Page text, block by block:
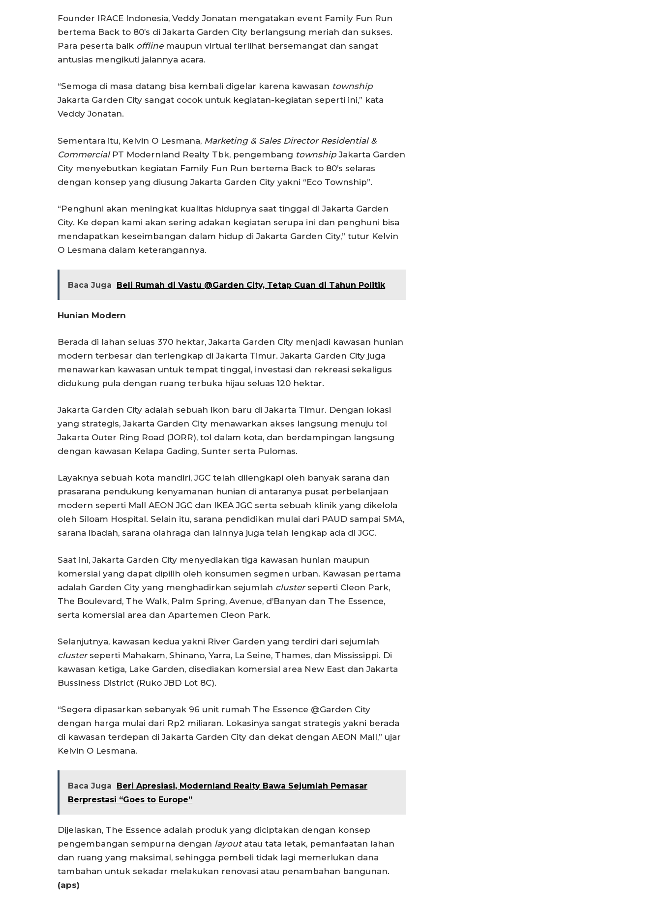
Founder IRACE Indonesia, Veddy Jonatan mengatakan event Family Fun Run
bertema Back to 80’s di Jakarta Garden City berlangsung meriah dan sukses.
Para peserta baik offline maupun virtual terlihat bersemangat dan sangat
antusias mengikuti jalannya acara.
“Semoga di masa datang bisa kembali digelar karena kawasan township
Jakarta Garden City sangat cocok untuk kegiatan-kegiatan seperti ini,” kata
Veddy Jonatan.
Sementara itu, Kelvin O Lesmana, Marketing & Sales Director Residential &
CommercialPT Modernland Realty Tbk, pengembang townshipJakarta Garden
City menyebutkan kegiatan Family Fun Run bertema Back to 80’s selaras
dengan konsep yang diusung Jakarta Garden City yakni “Eco Township”.
“Penghuni akan meningkat kualitas hidupnya saat tinggal di Jakarta Garden
City. Ke depan kami akan sering adakan kegiatan serupa ini dan penghuni bisa
mendapatkan keseimbangan dalam hidup di Jakarta Garden City,” tutur Kelvin
O Lesmana dalam keterangannya.
Baca Juga Beli Rumah di Vastu @Garden City, Tetap Cuan di Tahun Politik
Hunian Modern
Berada di lahan seluas 370 hektar, Jakarta Garden City menjadi kawasan hunian
modern terbesar dan terlengkap di Jakarta Timur. Jakarta Garden City juga
menawarkan kawasan untuk tempat tinggal, investasi dan rekreasi sekaligus
didukung pula dengan ruang terbuka hijau seluas 120 hektar.
Jakarta Garden City adalah sebuah ikon baru di Jakarta Timur. Dengan lokasi
yang strategis, Jakarta Garden City menawarkan akses langsung menuju tol
Jakarta Outer Ring Road (JORR), tol dalam kota, dan berdampingan langsung
dengan kawasan Kelapa Gading, Sunter serta Pulomas.
Layaknya sebuah kota mandiri, JGC telah dilengkapi oleh banyak sarana dan
prasarana pendukung kenyamanan hunian di antaranya pusat perbelanjaan
modern seperti Mall AEON JGC dan IKEA JGC serta sebuah klinik yang dikelola
oleh Siloam Hospital. Selain itu, sarana pendidikan mulai dari PAUD sampai SMA,
sarana ibadah, sarana olahraga dan lainnya juga telah lengkap ada di JGC.
Saat ini, Jakarta Garden City menyediakan tiga kawasan hunian maupun
komersial yang dapat dipilih oleh konsumen segmen urban. Kawasan pertama
adalah Garden City yang menghadirkan sejumlah clusterseperti Cleon Park,
The Boulevard, The Walk, Palm Spring, Avenue, d’Banyan dan The Essence,
serta komersial area dan Apartemen Cleon Park.
Selanjutnya, kawasan kedua yakni River Garden yang terdiri dari sejumlah
cluster seperti Mahakam, Shinano, Yarra, La Seine, Thames, dan Mississippi. Di
kawasan ketiga, Lake Garden, disediakan komersial area New East dan Jakarta
Bussiness District (Ruko JBD Lot 8C).
“Segera dipasarkan sebanyak 96 unit rumah The Essence @Garden City
dengan harga mulai dari Rp2 miliaran. Lokasinya sangat strategis yakni berada
di kawasan terdepan di Jakarta Garden City dan dekat dengan AEON Mall,” ujar
Kelvin O Lesmana.
Baca Juga
Beri Apresiasi, Modernland Realty Bawa Sejumlah Pemasar
Berprestasi “Goes to Europe”
Dijelaskan, The Essence adalah produk yang diciptakan dengan konsep
pengembangan sempurna dengan layout atau tata letak, pemanfaatan lahan
dan ruang yang maksimal, sehingga pembeli tidak lagi memerlukan dana
tambahan untuk sekadar melakukan renovasi atau penambahan bangunan.
(aps)